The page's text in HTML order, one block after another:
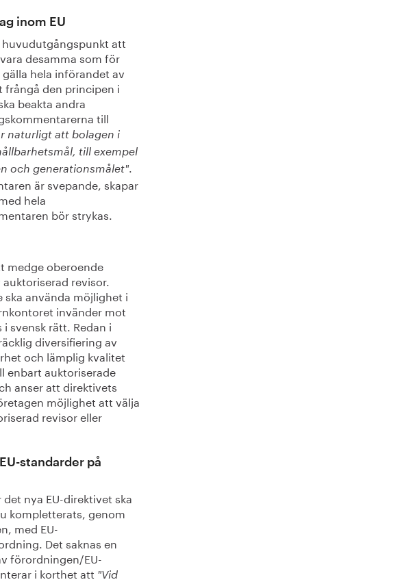
inom EU
att
desamma som för
hela införandet av
den principen i
beakta andra
till
naturligt att bolagen i
till exempel
och generationsmålet".
är svepande, skapar
hela
bör strykas.
medge oberoende
revisor.
använda möjlighet i
invänder mot
svensk rätt. Redan i
diversifiering av
och lämplig kvalitet
enbart auktoriserade
anser att direktivets
möjlighet att välja
revisor eller
standarder på
nya EU-direktivet ska
kompletterats, genom
med EU-
Det saknas en
förordningen/EU-
i korthet att "Vid